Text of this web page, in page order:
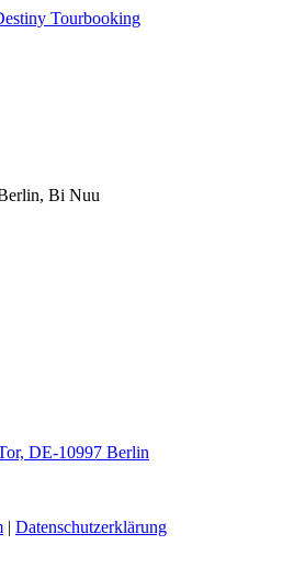
Tourbooking
DE-10997 Berlin
| Datenschutzerklärung